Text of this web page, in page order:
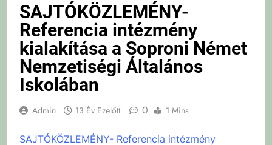
SAJTÓKÖZLEMÉNY-
Referencia intézmény
kialakítása a Soproni Német
Nemzetiségi Általános
Iskolában
Admin 13 Év Ezelőtt 0 1 Mins
SAJTÓKÖZLEMÉNY- Referencia intézmény